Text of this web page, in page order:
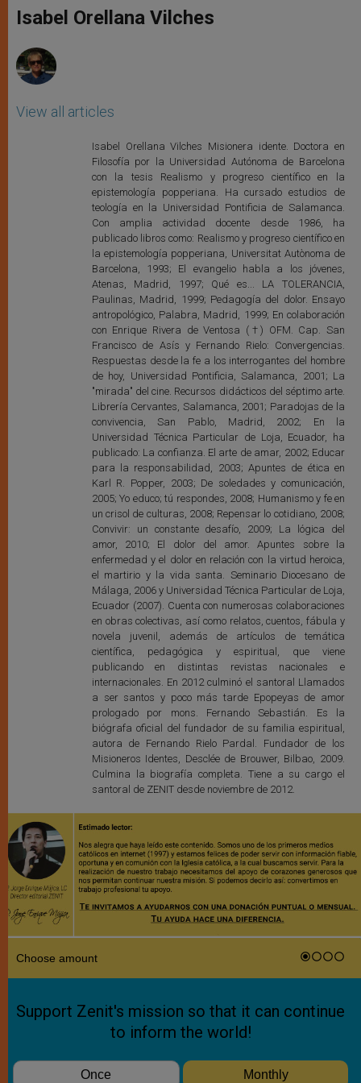
p
p
g
e
o
k
r
Isabel Orellana Vilches
View all articles
Isabel Orellana Vilches Misionera idente. Doctora en
Filosofía por la Universidad Autónoma de Barcelona
con la tesis Realismo y progreso científico en la
epistemología popperiana. Ha cursado estudios de
teología en la Universidad Pontificia de Salamanca.
Con amplia actividad docente desde 1986, ha
publicado libros como: Realismo y progreso científico en
la epistemología popperiana, Universitat Autònoma de
Barcelona, 1993; El evangelio habla a los jóvenes,
Atenas, Madrid, 1997; Qué es... LA TOLERANCIA,
Paulinas, Madrid, 1999; Pedagogía del dolor. Ensayo
antropológico, Palabra, Madrid, 1999; En colaboración
con Enrique Rivera de Ventosa (†) OFM. Cap. San
Francisco de Asís y Fernando Rielo: Convergencias.
Respuestas desde la fe a los interrogantes del hombre
de hoy, Universidad Pontificia, Salamanca, 2001; La
"mirada" del cine. Recursos didácticos del séptimo arte.
Librería Cervantes, Salamanca, 2001; Paradojas de la
convivencia, San Pablo, Madrid, 2002; En la
Universidad Técnica Particular de Loja, Ecuador, ha
publicado: La confianza. El arte de amar, 2002; Educar
para la responsabilidad, 2003; Apuntes de ética en
Karl R. Popper, 2003; De soledades y comunicación,
2005; Yo educo; tú respondes, 2008; Humanismo y fe en
un crisol de culturas, 2008; Repensar lo cotidiano, 2008;
Convivir: un constante desafío, 2009; La lógica del
amor, 2010; El dolor del amor. Apuntes sobre la
enfermedad y el dolor en relación con la virtud heroica,
el martirio y la vida santa. Seminario Diocesano de
Málaga, 2006 y Universidad Técnica Particular de Loja,
Ecuador (2007). Cuenta con numerosas colaboraciones
en obras colectivas, así como relatos, cuentos, fábula y
novela juvenil, además de artículos de temática
científica, pedagógica y espiritual, que viene
publicando en distintas revistas nacionales e
internacionales. En 2012 culminó el santoral Llamados
a ser santos y poco más tarde Epopeyas de amor
prologado por mons. Fernando Sebastián. Es la
biógrafa oficial del fundador de su familia espiritual,
autora de Fernando Rielo Pardal. Fundador de los
Misioneros Identes, Desclée de Brouwer, Bilbao, 2009.
Culmina la biografía completa. Tiene a su cargo el
santoral de ZENIT desde noviembre de 2012.